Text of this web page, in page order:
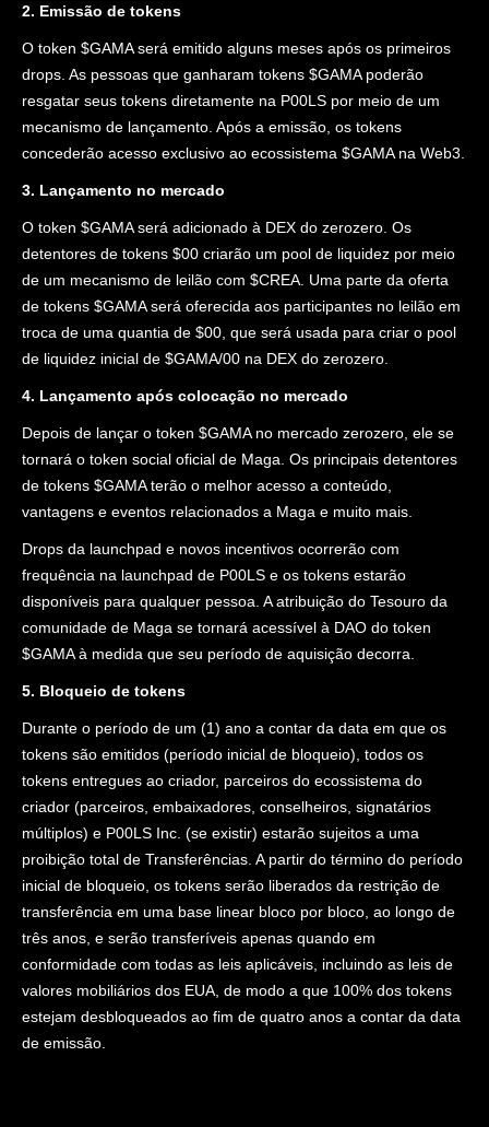
2. Emissão de tokens
O token $GAMA será emitido alguns meses após os primeiros
drops. As pessoas que ganharam tokens $GAMA poderão
resgatar seus tokens diretamente na P00LS por meio de um
mecanismo de lançamento. Após a emissão, os tokens
concederão acesso exclusivo ao ecossistema $GAMA na Web3.
3. Lançamento no mercado
O token $GAMA será adicionado à DEX do zerozero. Os
detentores de tokens $00 criarão um pool de liquidez por meio
de um mecanismo de leilão com $CREA. Uma parte da oferta
de tokens $GAMA será oferecida aos participantes no leilão em
troca de uma quantia de $00, que será usada para criar o pool
de liquidez inicial de $GAMA/00 na DEX do zerozero.
4. Lançamento após colocação no mercado
Depois de lançar o token $GAMA no mercado zerozero, ele se
tornará o token social oficial de Maga. Os principais detentores
de tokens $GAMA terão o melhor acesso a conteúdo,
vantagens e eventos relacionados a Maga e muito mais.
Drops da launchpad e novos incentivos ocorrerão com
frequência na launchpad de P00LS e os tokens estarão
disponíveis para qualquer pessoa. A atribuição do Tesouro da
comunidade de Maga se tornará acessível à DAO do token
$GAMA à medida que seu período de aquisição decorra.
5. Bloqueio de tokens
Durante o período de um (1) ano a contar da data em que os
tokens são emitidos (período inicial de bloqueio), todos os
tokens entregues ao criador, parceiros do ecossistema do
criador (parceiros, embaixadores, conselheiros, signatários
múltiplos) e P00LS Inc. (se existir) estarão sujeitos a uma
proibição total de Transferências. A partir do término do período
inicial de bloqueio, os tokens serão liberados da restrição de
transferência em uma base linear bloco por bloco, ao longo de
três anos, e serão transferíveis apenas quando em
conformidade com todas as leis aplicáveis, incluindo as leis de
valores mobiliários dos EUA, de modo a que 100% dos tokens
estejam desbloqueados ao fim de quatro anos a contar da data
de emissão.